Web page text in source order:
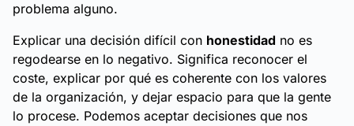
problema alguno.
Explicar una decisión difícil con honestidad no es
regodearse en lo negativo. Significa reconocer el
coste, explicar por qué es coherente con los valores
de la organización, y dejar espacio para que la gente
lo procese. Podemos aceptar decisiones que nos